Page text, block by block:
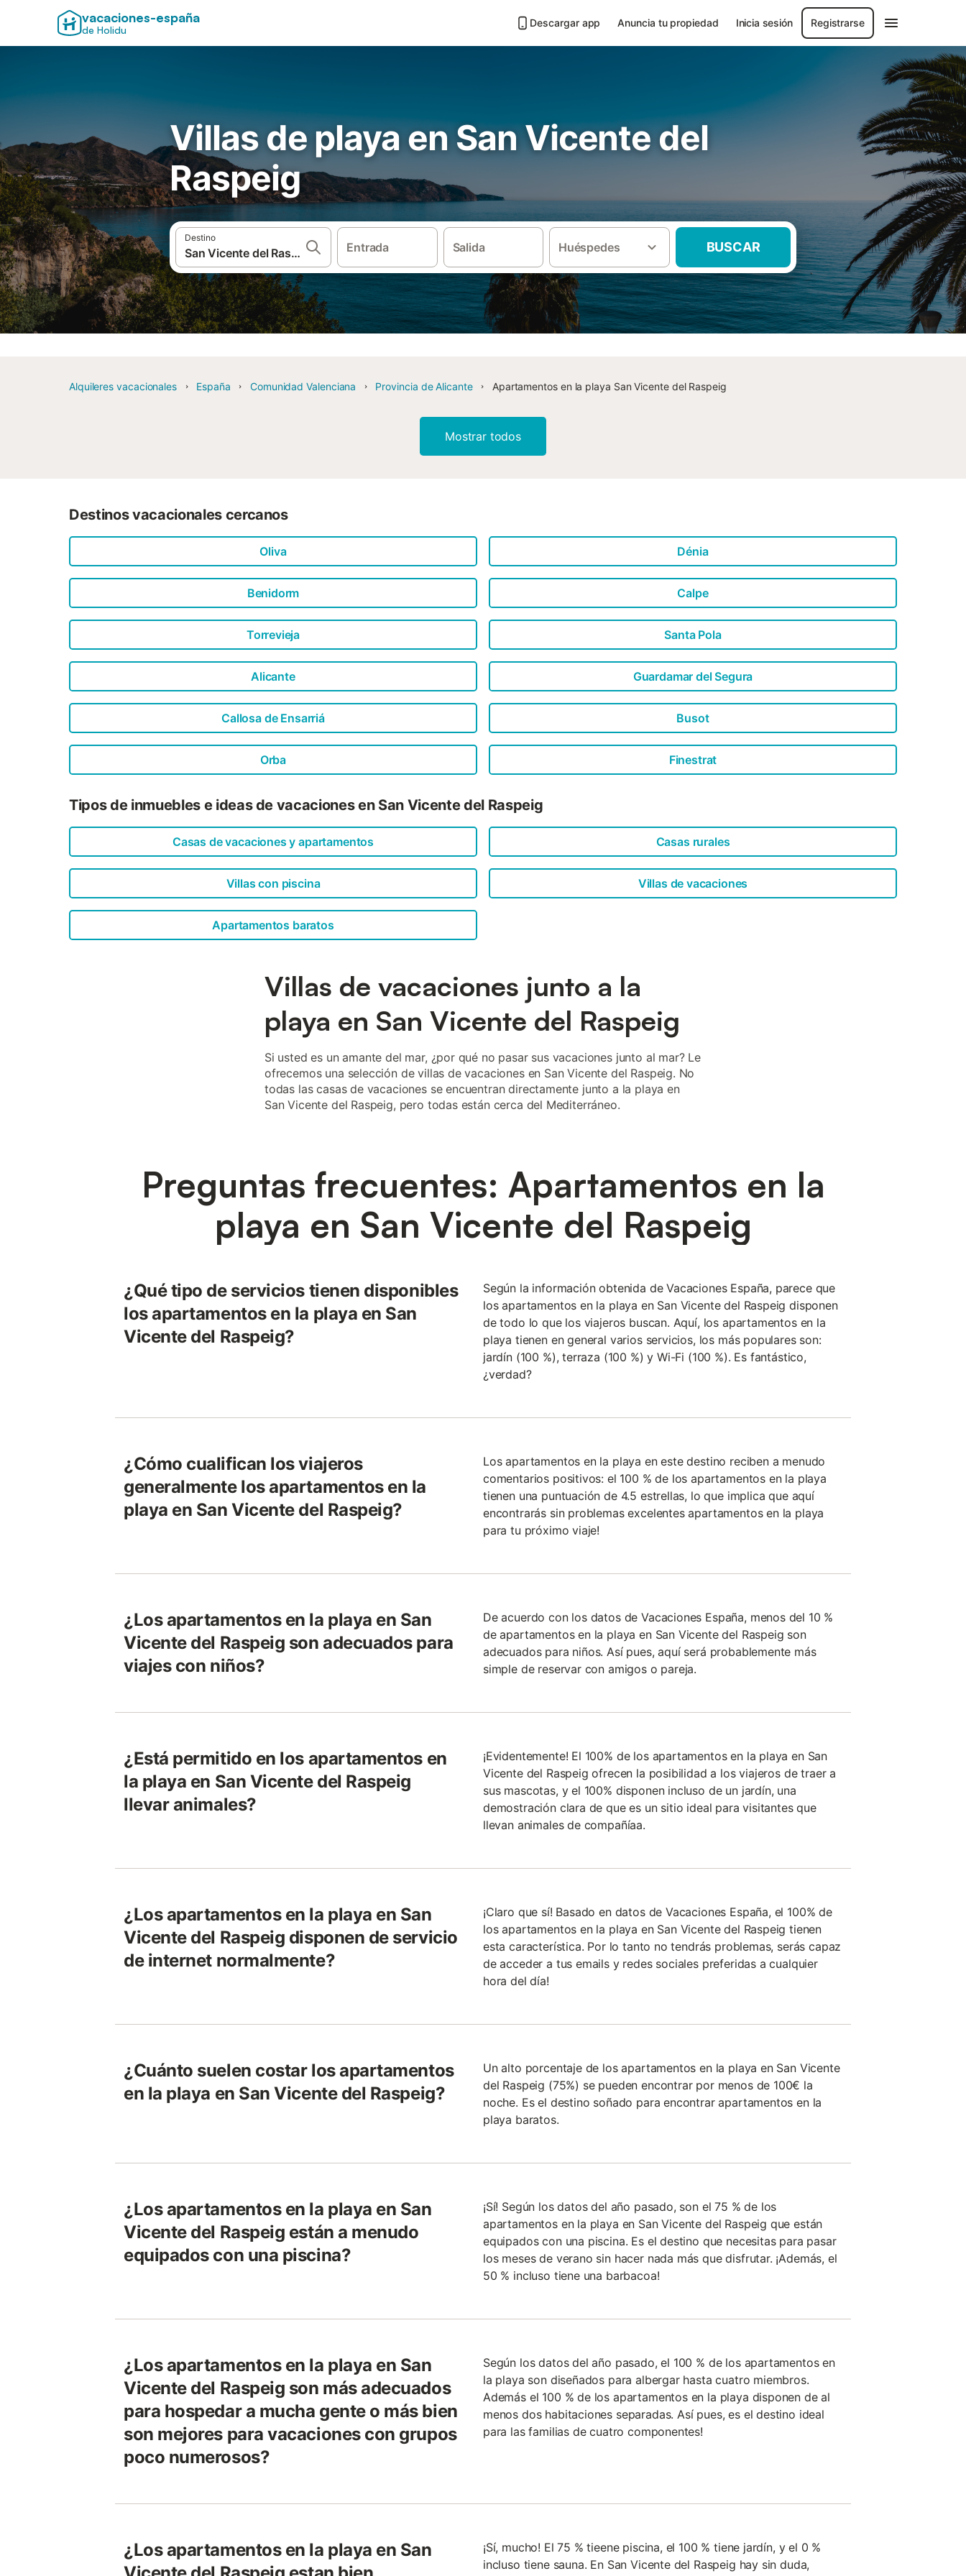
vacaciones-españa
de Holidu
Descargar app Anuncia tu propiedad Inicia sesión Registrarse
Villas de playa en San Vicente del
Raspeig
Destino
Entrada Salida Huéspedes BUSCAR
Alquileres vacacionales España Comunidad Valenciana Provincia de Alicante Apartamentos en la playa San Vicente del Raspeig
Mostrar todos
Destinos vacacionales cercanos
Oliva Dénia
Benidorm Calpe
Torrevieja Santa Pola
Alicante Guardamar del Segura
Callosa de Ensarriá Busot
Orba Finestrat
Tipos de inmuebles e ideas de vacaciones en San Vicente del Raspeig
Casas de vacaciones y apartamentos Casas rurales
Villas con piscina Villas de vacaciones
Apartamentos baratos
Villas de vacaciones junto a la
playa en San Vicente del Raspeig
Si usted es un amante del mar, ¿por qué no pasar sus vacaciones junto al mar? Le
ofrecemos una selección de villas de vacaciones en San Vicente del Raspeig. No
todas las casas de vacaciones se encuentran directamente junto a la playa en
San Vicente del Raspeig, pero todas están cerca del Mediterráneo.
Preguntas frecuentes: Apartamentos en la
playa en San Vicente del Raspeig
¿Qué tipo de servicios tienen disponibles
los apartamentos en la playa en San
Vicente del Raspeig?
Según la información obtenida de Vacaciones España, parece que
los apartamentos en la playa en San Vicente del Raspeig disponen
de todo lo que los viajeros buscan. Aquí, los apartamentos en la
playa tienen en general varios servicios, los más populares son:
jardín (100 %), terraza (100 %) y Wi-Fi (100 %). Es fantástico,
¿verdad?
¿Cómo cualifican los viajeros
generalmente los apartamentos en la
playa en San Vicente del Raspeig?
Los apartamentos en la playa en este destino reciben a menudo
comentarios positivos: el 100 % de los apartamentos en la playa
tienen una puntuación de 4.5 estrellas, lo que implica que aquí
encontrarás sin problemas excelentes apartamentos en la playa
para tu próximo viaje!
¿Los apartamentos en la playa en San
Vicente del Raspeig son adecuados para
viajes con niños?
De acuerdo con los datos de Vacaciones España, menos del 10 %
de apartamentos en la playa en San Vicente del Raspeig son
adecuados para niños. Así pues, aquí será probablemente más
simple de reservar con amigos o pareja.
¿Está permitido en los apartamentos en
la playa en San Vicente del Raspeig
llevar animales?
¡Evidentemente! El 100% de los apartamentos en la playa en San
Vicente del Raspeig ofrecen la posibilidad a los viajeros de traer a
sus mascotas, y el 100% disponen incluso de un jardín, una
demostración clara de que es un sitio ideal para visitantes que
llevan animales de compañía­a.
¿Los apartamentos en la playa en San
Vicente del Raspeig disponen de servicio
de internet normalmente?
¡Claro que sí! Basado en datos de Vacaciones España, el 100% de
los apartamentos en la playa en San Vicente del Raspeig tienen
esta característica. Por lo tanto no tendrás problemas, serás capaz
de acceder a tus emails y redes sociales preferidas a cualquier
hora del día!
¿Cuánto suelen costar los apartamentos
en la playa en San Vicente del Raspeig?
Un alto porcentaje de los apartamentos en la playa en San Vicente
del Raspeig (75%) se pueden encontrar por menos de 100€ la
noche. Es el destino soñado para encontrar apartamentos en la
playa baratos.
¿Los apartamentos en la playa en San
Vicente del Raspeig están a menudo
equipados con una piscina?
¡Sí! Según los datos del año pasado, son el 75 % de los
apartamentos en la playa en San Vicente del Raspeig que están
equipados con una piscina. Es el destino que necesitas para pasar
los meses de verano sin hacer nada más que disfrutar. ¡Además, el
50 % incluso tiene una barbacoa!
¿Los apartamentos en la playa en San
Vicente del Raspeig son más adecuados
para hospedar a mucha gente o más bien
son mejores para vacaciones con grupos
poco numerosos?
Según los datos del año pasado, el 100 % de los apartamentos en
la playa son diseñados para albergar hasta cuatro miembros.
Además el 100 % de los apartamentos en la playa disponen de al
menos dos habitaciones separadas. Así pues, es el destino ideal
para las familias de cuatro componentes!
¿Los apartamentos en la playa en San
¡Sí, mucho! El 75 % tieene piscina, el 100 % tiene jardín, y el 0 %
incluso tiene sauna. En San Vicente del Raspeig hay sin duda,